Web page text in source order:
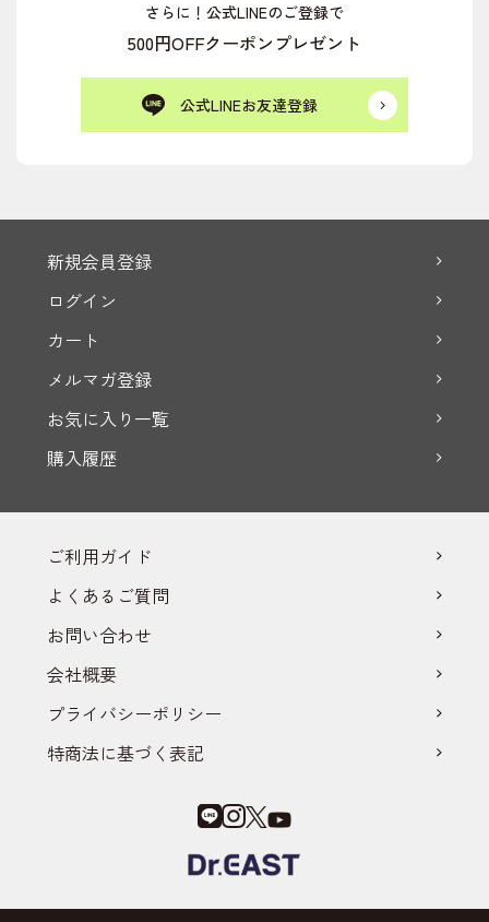
さらに！公式LINEのご登録で
500円OFFクーポンプレゼント
公式LINEお友達登録
新規会員登録
ログイン
カート
メルマガ登録
お気に入り一覧
購入履歴
ご利用ガイド
よくあるご質問
お問い合わせ
会社概要
プライバシーポリシー
特商法に基づく表記